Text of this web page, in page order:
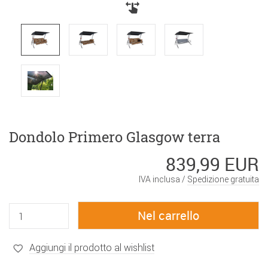
Dondolo Primero Glasgow terra
839,99 EUR
IVA inclusa / Spedizione gratuita
Aggiungi il prodotto al wishlist